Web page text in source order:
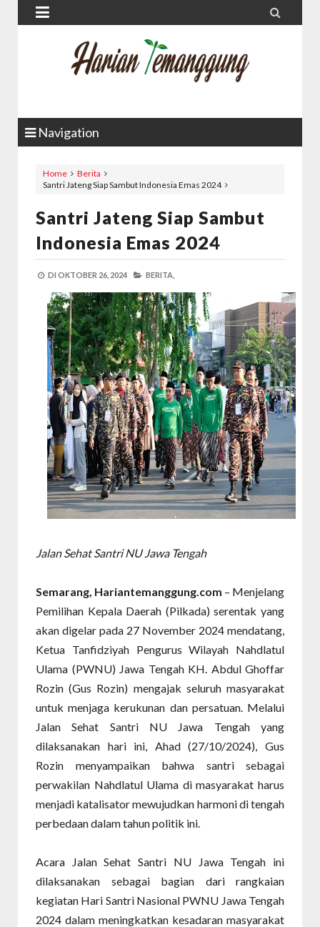
 
Navigation
Home
Berita
Santri Jateng Siap Sambut Indonesia Emas 2024
Santri Jateng Siap Sambut
Indonesia Emas 2024
DI OKTOBER 26, 2024 BERITA,
Jalan Sehat Santri NU Jawa Tengah
Semarang, Hariantemanggung.com – Menjelang
Pemilihan Kepala Daerah (Pilkada) serentak yang
akan digelar pada 27 November 2024 mendatang,
Ketua Tanfidziyah Pengurus Wilayah Nahdlatul
Ulama (PWNU) Jawa Tengah KH. Abdul Ghoffar
Rozin (Gus Rozin) mengajak seluruh masyarakat
untuk menjaga kerukunan dan persatuan. Melalui
Jalan Sehat Santri NU Jawa Tengah yang
dilaksanakan hari ini, Ahad (27/10/2024), Gus
Rozin menyampaikan bahwa santri sebagai
perwakilan Nahdlatul Ulama di masyarakat harus
menjadi katalisator mewujudkan harmoni di tengah
perbedaan dalam tahun politik ini.
Acara Jalan Sehat Santri NU Jawa Tengah ini
dilaksanakan sebagai bagian dari rangkaian
kegiatan Hari Santri Nasional PWNU Jawa Tengah
2024 dalam meningkatkan kesadaran masyarakat